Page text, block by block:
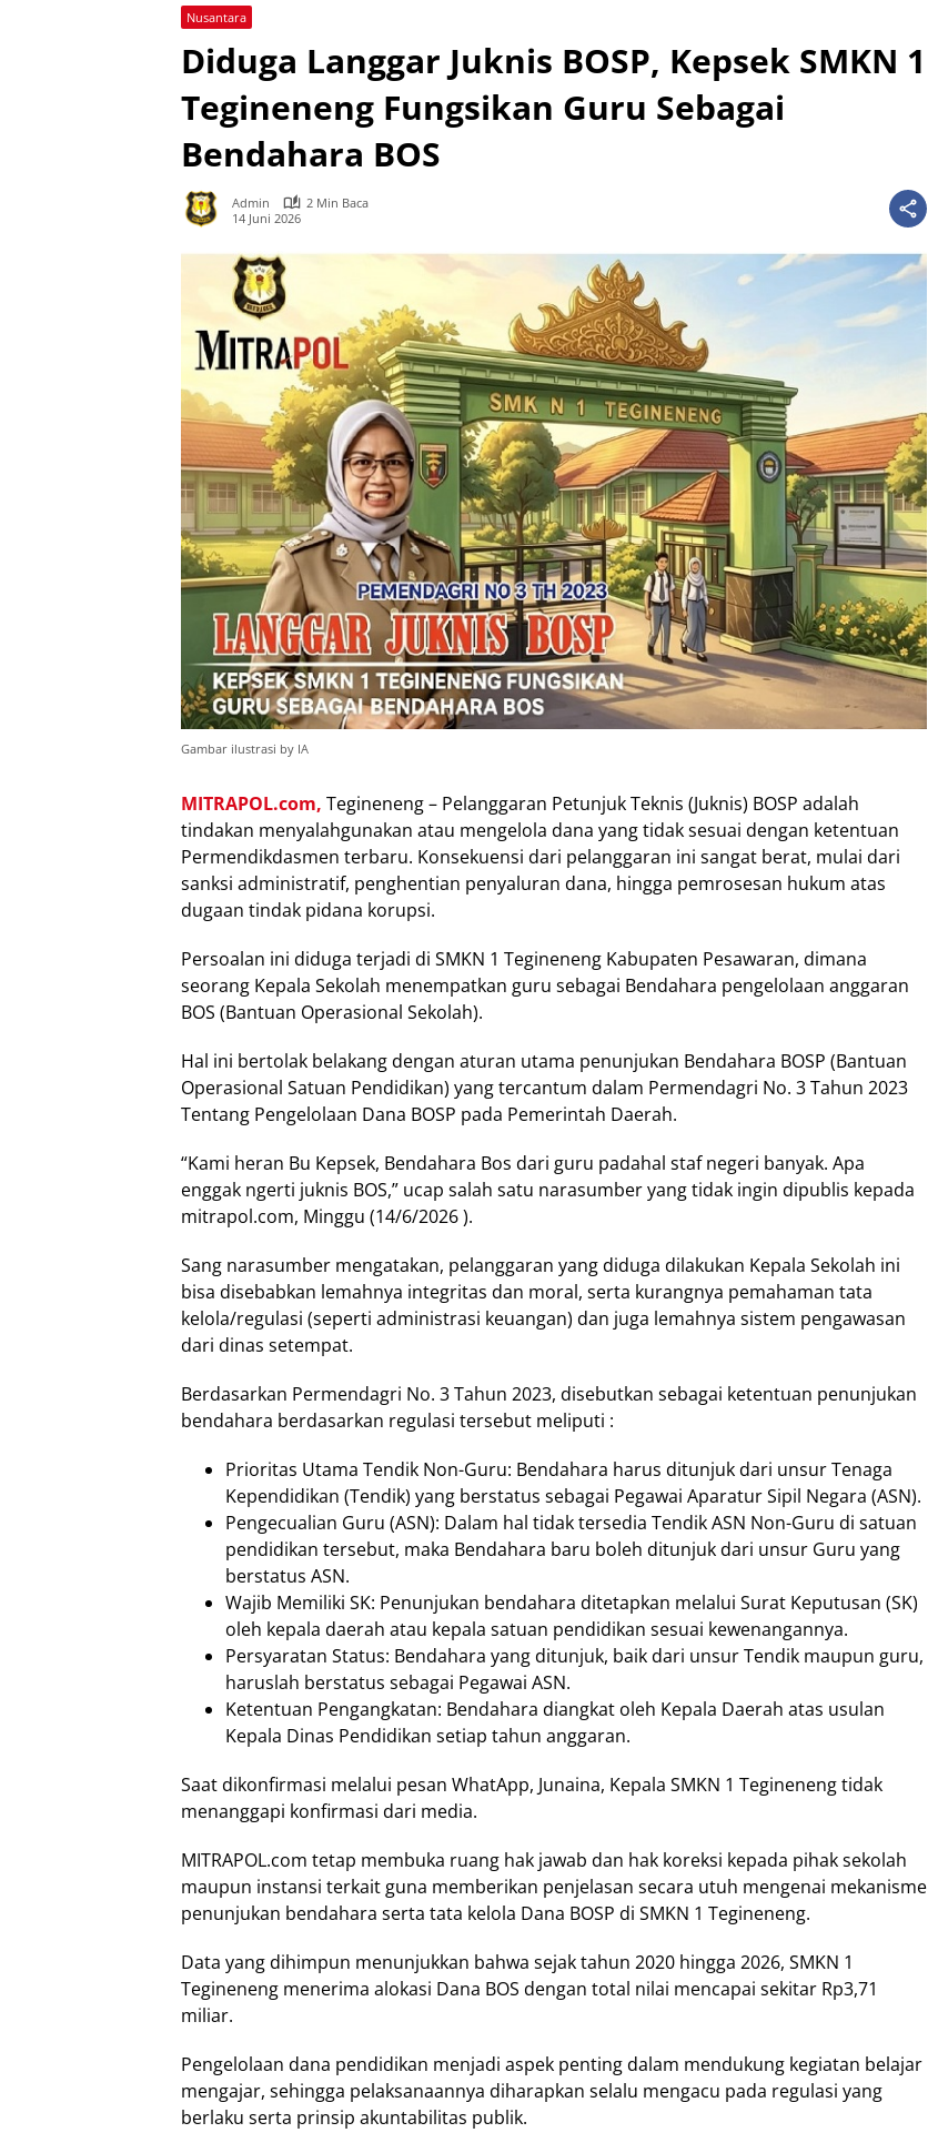
Nusantara
Diduga Langgar Juknis BOSP, Kepsek SMKN 1
Tegineneng Fungsikan Guru Sebagai
Bendahara BOS
Admin
2 Min Baca
14 Juni 2026
Gambar ilustrasi by IA
MITRAPOL.com, Tegineneng – Pelanggaran Petunjuk Teknis (Juknis) BOSP adalah
tindakan menyalahgunakan atau mengelola dana yang tidak sesuai dengan ketentuan
Permendikdasmen terbaru. Konsekuensi dari pelanggaran ini sangat berat, mulai dari
sanksi administratif, penghentian penyaluran dana, hingga pemrosesan hukum atas
dugaan tindak pidana korupsi.
Persoalan ini diduga terjadi di SMKN 1 Tegineneng Kabupaten Pesawaran, dimana
seorang Kepala Sekolah menempatkan guru sebagai Bendahara pengelolaan anggaran
BOS (Bantuan Operasional Sekolah).
Hal ini bertolak belakang dengan aturan utama penunjukan Bendahara BOSP (Bantuan
Operasional Satuan Pendidikan) yang tercantum dalam Permendagri No. 3 Tahun 2023
Tentang Pengelolaan Dana BOSP pada Pemerintah Daerah.
“Kami heran Bu Kepsek, Bendahara Bos dari guru padahal staf negeri banyak. Apa
enggak ngerti juknis BOS,” ucap salah satu narasumber yang tidak ingin dipublis kepada
mitrapol.com, Minggu (14/6/2026 ).
Sang narasumber mengatakan, pelanggaran yang diduga dilakukan Kepala Sekolah ini
bisa disebabkan lemahnya integritas dan moral, serta kurangnya pemahaman tata
kelola/regulasi (seperti administrasi keuangan) dan juga lemahnya sistem pengawasan
dari dinas setempat.
Berdasarkan Permendagri No. 3 Tahun 2023, disebutkan sebagai ketentuan penunjukan
bendahara berdasarkan regulasi tersebut meliputi :
Prioritas Utama Tendik Non-Guru: Bendahara harus ditunjuk dari unsur Tenaga
Kependidikan (Tendik) yang berstatus sebagai Pegawai Aparatur Sipil Negara (ASN).
Pengecualian Guru (ASN): Dalam hal tidak tersedia Tendik ASN Non-Guru di satuan
pendidikan tersebut, maka Bendahara baru boleh ditunjuk dari unsur Guru yang
berstatus ASN.
Wajib Memiliki SK: Penunjukan bendahara ditetapkan melalui Surat Keputusan (SK)
oleh kepala daerah atau kepala satuan pendidikan sesuai kewenangannya.
Persyaratan Status: Bendahara yang ditunjuk, baik dari unsur Tendik maupun guru,
haruslah berstatus sebagai Pegawai ASN.
Ketentuan Pengangkatan: Bendahara diangkat oleh Kepala Daerah atas usulan
Kepala Dinas Pendidikan setiap tahun anggaran.
Saat dikonfirmasi melalui pesan WhatApp, Junaina, Kepala SMKN 1 Tegineneng tidak
menanggapi konfirmasi dari media.
MITRAPOL.com tetap membuka ruang hak jawab dan hak koreksi kepada pihak sekolah
maupun instansi terkait guna memberikan penjelasan secara utuh mengenai mekanisme
penunjukan bendahara serta tata kelola Dana BOSP di SMKN 1 Tegineneng.
Data yang dihimpun menunjukkan bahwa sejak tahun 2020 hingga 2026, SMKN 1
Tegineneng menerima alokasi Dana BOS dengan total nilai mencapai sekitar Rp3,71
miliar.
Pengelolaan dana pendidikan menjadi aspek penting dalam mendukung kegiatan belajar
mengajar, sehingga pelaksanaannya diharapkan selalu mengacu pada regulasi yang
berlaku serta prinsip akuntabilitas publik.